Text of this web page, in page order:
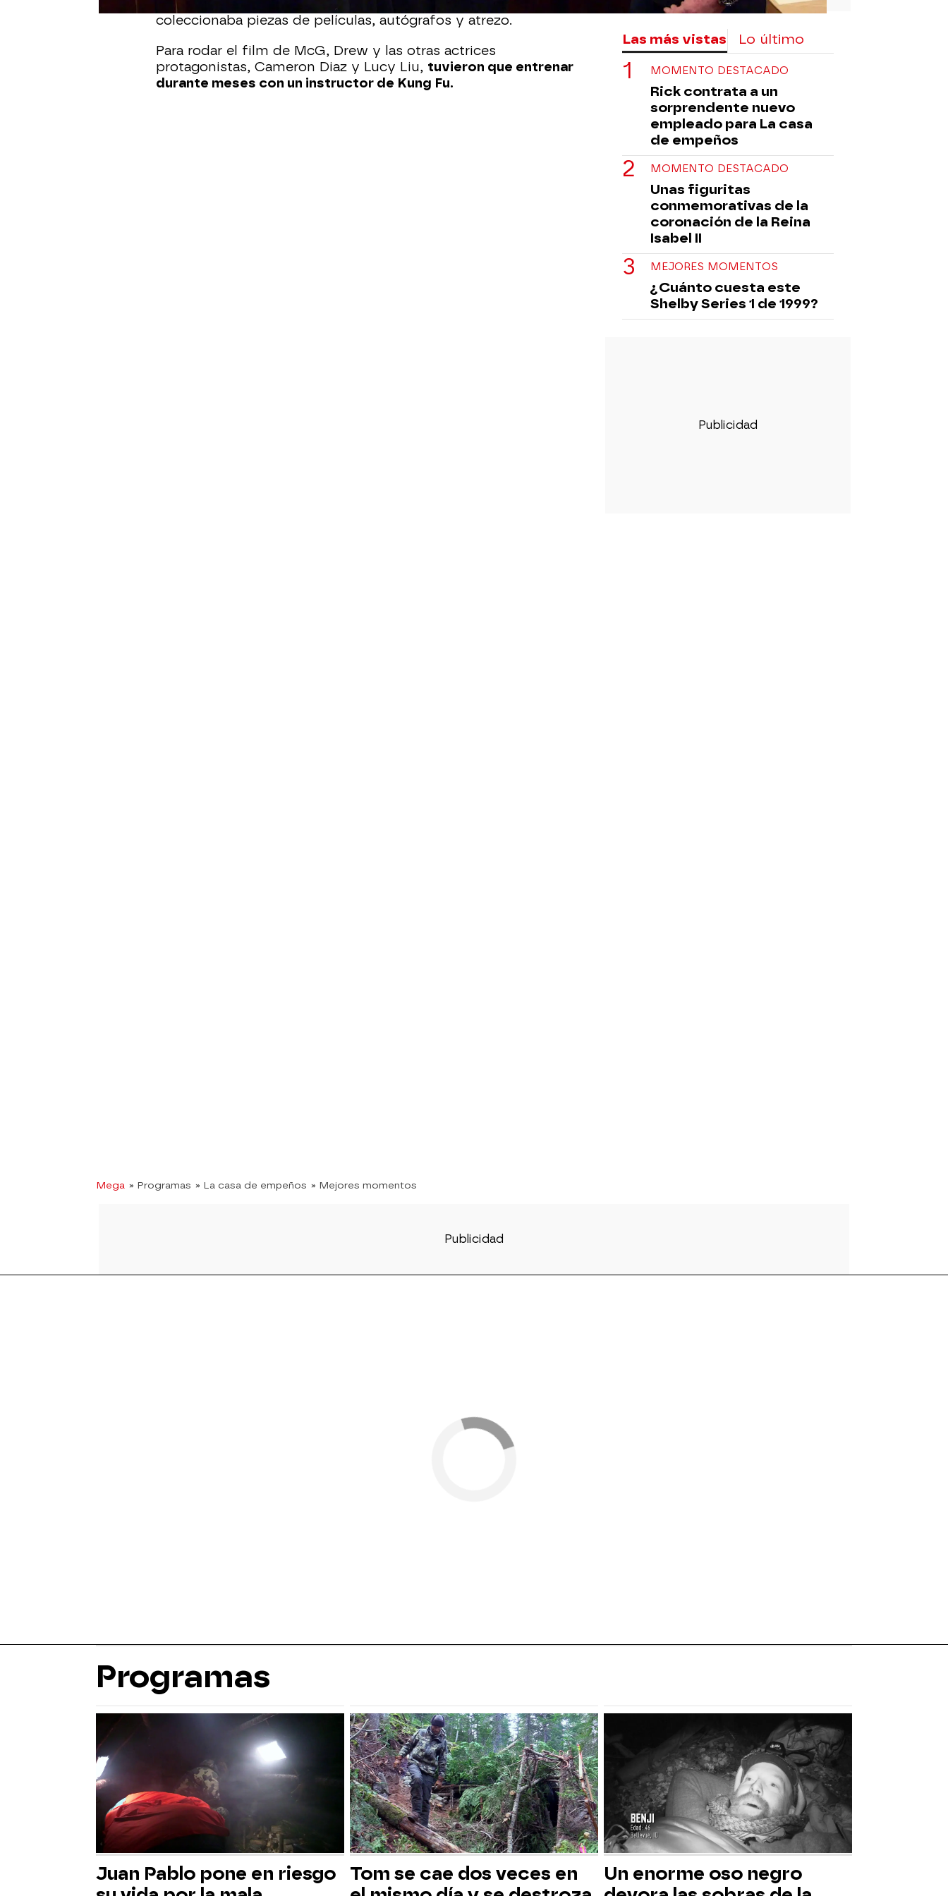
tiene desde hace 12 años. Afirma que era de su hermano que
coleccionaba piezas de películas, autógrafos y atrezo.
Para rodar el film de McG, Drew y las otras actrices
protagonistas, Cameron Diaz y Lucy Liu, tuvieron que entrenar
durante meses con un instructor de Kung Fu.
Mega » Programas » La casa de empeños » Mejores momentos
Las más vistas Lo último
MOMENTO DESTACADO
Rick contrata a un
sorprendente nuevo
empleado para La casa
de empeños
MOMENTO DESTACADO
Unas figuritas
conmemorativas de la
coronación de la Reina
Isabel II
MEJORES MOMENTOS
¿Cuánto cuesta este
Shelby Series 1 de 1999?
Programas
Juan Pablo pone en riesgo
Tom se cae dos veces en
Un enorme oso negro